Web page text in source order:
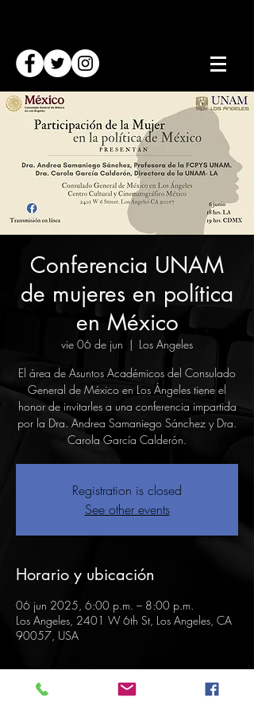
Conferencia UNAM
de mujeres en política
en México
vie 06 de jun
  |
Los Angeles
El área de Asuntos Académicos del Consulado
General de México en Los Ángeles tiene el
honor de invitarles a una conferencia impartida
por la Dra. Andrea Samaniego Sánchez y Dra.
Carola García Calderón.
Registration is closed
See other events
Horario y ubicación
06 jun 2025, 6:00 p.m. – 8:00 p.m.
Los Angeles, 2401 W 6th St, Los Angeles, CA
90057, USA